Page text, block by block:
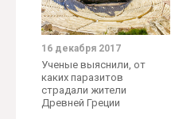
16 декабря 2017
Ученые выяснили, от
каких паразитов
страдали жители
Древней Греции